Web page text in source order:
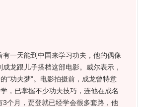
一天能到中国来学习功夫，他的偶像
龙跟儿子搭档这部电影。威尔表示，
“功夫梦”。电影拍摄前，成龙曾特意
，已掌握不少功夫技巧，连他在成名
个月，贾登就已经学会很多套路，他